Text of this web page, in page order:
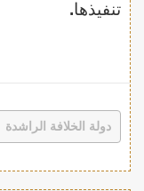
تنفيذها.
دولة الخلافة الراشدة